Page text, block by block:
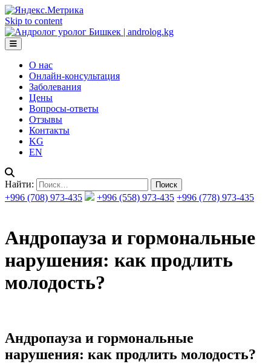
Skip to content
О нас
Онлайн-консультация
Заболевания
Цены
Вопросы-ответы
Отзывы
Контакты
KG
EN
Найти:
+996 (708) 973-435
+996 (558) 973-435 +996 (778) 973-435
Андропауза и гормональные
нарушения: как продлить
молодость?
Андропауза и гормональные
нарушения: как продлить молодость?